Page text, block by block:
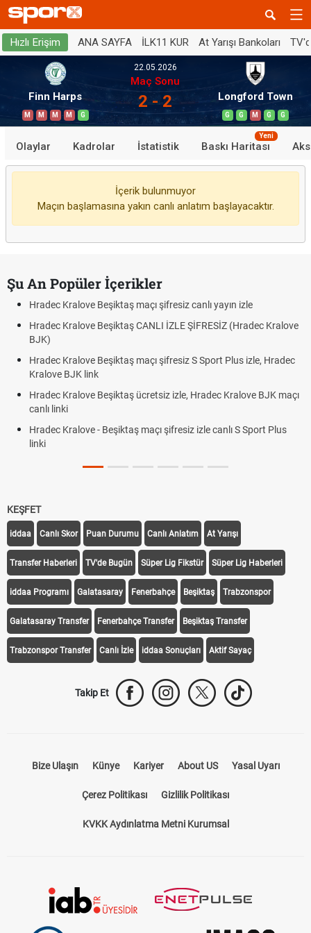
Hızlı Erişim ANA SAYFA İLK11 KUR At Yarışı Bankoları
Finn Harps
M M M M G
22.05.2026
Maç Sonu
2 - 2 Longford Town
G G M G G
Olaylar Kadrolar İstatistik Baskı Haritası
Yeni
İçerik bulunmuyor
Maçın başlamasına yakın canlı anlatım başlayacaktır.
Şu An Popüler İçerikler
Hradec Kralove Beşiktaş maçı şifresiz canlı yayın izle
Hradec Kralove Beşiktaş CANLI İZLE ŞİFRESİZ (Hradec Kralove
BJK)
Hradec Kralove Beşiktaş maçı şifresiz S Sport Plus izle, Hradec
Kralove BJK link
Hradec Kralove Beşiktaş ücretsiz izle, Hradec Kralove BJK maçı
canlı linki
Hradec Kralove - Beşiktaş maçı şifresiz izle canlı S Sport Plus
linki
KEŞFET
iddaa Canlı Skor Puan Durumu Canlı Anlatım At Yarışı
Transfer Haberleri TV'de Bugün Süper Lig Fikstür Süper Lig Haberleri
iddaa Programı Galatasaray Fenerbahçe Beşiktaş Trabzonspor
Galatasaray Transfer Fenerbahçe Transfer Beşiktaş Transfer
Trabzonspor Transfer Canlı İzle iddaa Sonuçları Aktif Sayaç
Takip Et
Bize Ulaşın Künye Kariyer About US Yasal Uyarı
Çerez Politikası Gizlilik Politikası
KVKK Aydınlatma Metni Kurumsal